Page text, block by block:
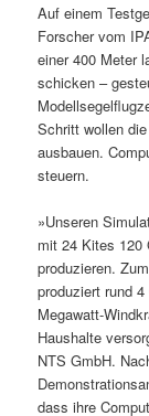
Auf einem
Forscher vom
einer 400 Meter
schicken –
Schritt wollen
ausbauen.
steuern.
»Unseren
mit 24 Kites 120
produzieren.
produziert rund
Megawatt-
Haushalte
NTS GmbH.
dass ihre